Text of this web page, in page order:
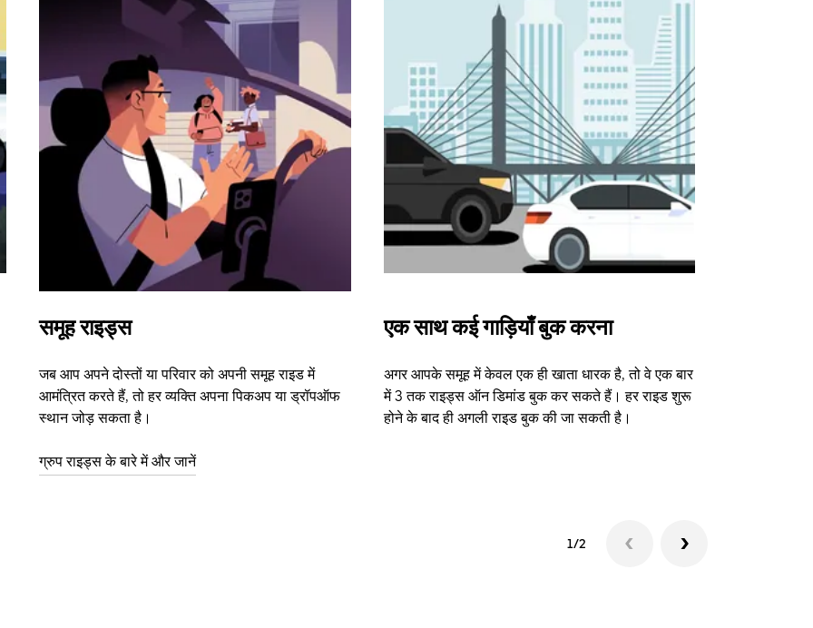
समूह राइड्स
जब आप अपने दोस्तों या परिवार को अपनी समूह राइड में
आमंत्रित करते हैं, तो हर व्यक्ति अपना पिकअप या ड्रॉपऑफ
स्थान जोड़ सकता है।
ग्रुप राइड्स के बारे में और जानें
एक साथ कई गाड़ियाँ बुक करना
अगर आपके समूह में केवल एक ही खाता धारक है, तो वे एक बार
में 3 तक राइड्स ऑन डिमांड बुक कर सकते हैं। हर राइड शुरू
होने के बाद ही अगली राइड बुक की जा सकती है।
1/2